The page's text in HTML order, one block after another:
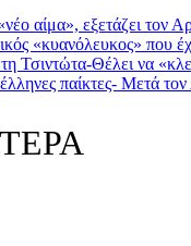
αίμα», εξετάζει τον
«κυανόλευκος» που
Τσιντώτα-Θέλει να
παίκτες- Μετά